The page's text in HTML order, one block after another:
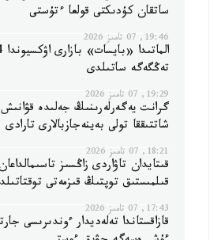
ساتقان كۇدىكتى قولعا ءتۇستى
19:46, 07 تامىز 2026
تەڭگەگە ساتىلدى
19:29, 07 تامىز 2026
گرانت يەگەرلەرىنىڭ جەلىدە
شاتتىققا تولى بەينەجازبالارى تارادى
18:21, 07 تامىز 2026
قىتايدان تاۋاردى زاڭسىز تاسىمالداعان
قىلمىستىق توپتىڭ قىزمەتى
17:43, 07 تامىز 2026
قازاقستاندا تەلەديدار ءوندىرىسى